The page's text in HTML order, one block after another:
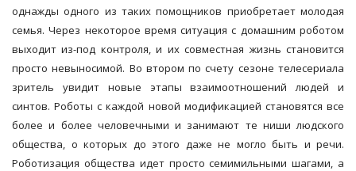
однажды одного из таких помощников приобретает молодая
семья. Через некоторое время ситуация с домашним роботом
выходит из-под контроля, и их совместная жизнь становится
просто невыносимой. Во втором по счету сезоне телесериала
зритель увидит новые этапы взаимоотношений людей и
синтов. Роботы с каждой новой модификацией становятся все
более и более человечными и занимают те ниши людского
общества, о которых до этого даже не могло быть и речи.
Роботизация общества идет просто семимильными шагами, а